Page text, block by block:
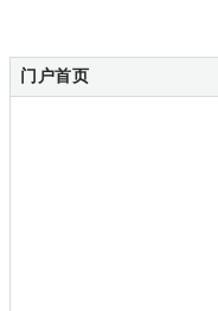
门户首页